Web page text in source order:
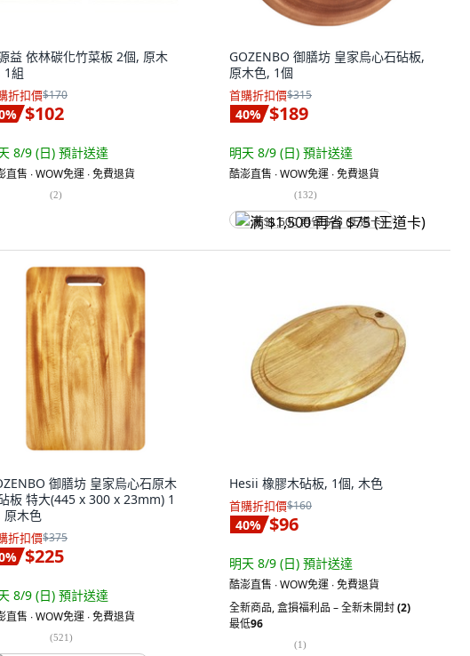
益 依林碳化竹菜板 2個, 原木
1組
折扣價$170
% $102
8/9 (日) 預計送達
直售 ∙ WOW免運 ∙ 免費退貨
(2)
GOZENBO 御膳坊 皇家烏心石砧板,
原木色, 1個
首購折扣價$315
40% $189
明天 8/9 (日) 預計送達
酷澎直售 ∙ WOW免運 ∙ 免費退貨
(132)
满 $1,500 再省 $75 (王道卡)
御膳坊 皇家烏心石原木
板 特大(445 x 300 x 23mm) 1
原木色
折扣價$375
% $225
8/9 (日) 預計送達
直售 ∙ WOW免運 ∙ 免費退貨
(521)
Hesii 橡膠木砧板, 1個, 木色
首購折扣價$160
40% $96
明天 8/9 (日) 預計送達
酷澎直售 ∙ WOW免運 ∙ 免費退貨
全新商品,盒損福利品 – 全新未開封(2)
最低96
(1)